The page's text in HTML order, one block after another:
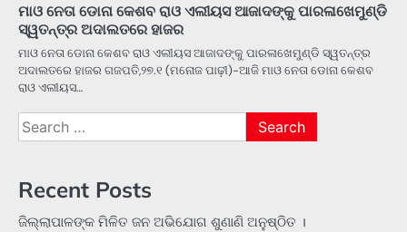
ମାଓ ନେତା ଡୋନା କେଶବ ରାଓ ଏଲୀୟସ ଆଜାଦଙ୍କୁ ପାରଳାଖେମୁଣ୍ଡି
ସ୍ୱତନ୍ତ୍ର ଅଦାଲତରେ ହାଜର
ମାଓ ନେତା ଡୋନା କେଶବ ରାଓ ଏଲୀୟସ ଆଜାଦଙ୍କୁ ପାରଳାଖେମୁଣ୍ଡି ସ୍ୱତନ୍ତ୍ର
ଅଦାଲତରେ ହାଜର ଗଜପତି,୨୭.୧ (ମନୋଜ ପାଢ଼ୀ)-ଆଜି ମାଓ ନେତା ଡୋନା କେଶବ
ରାଓ ଏଲୀୟସ…
Search
for:
Recent Posts
ଜିଲ୍ଲାପାଳଙ୍କ ମିଳିତ ଜନ ଅଭିଯୋଗ ଶୁଣାଣି ଅନୁଷ୍ଠିତ ।